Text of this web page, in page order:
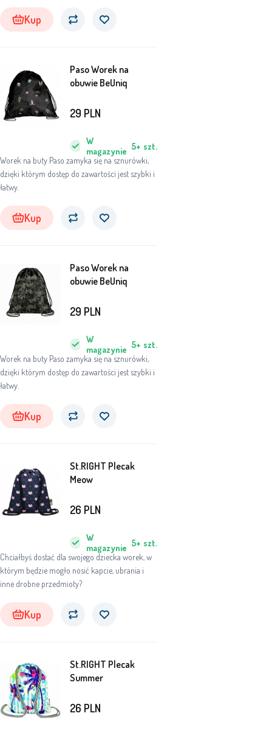
Kup
Paso Worek na
obuwie BeUniq
Worek na buty Paso zamyka się na sznurówki,
dzięki którym dostęp do zawartości jest szybki i
łatwy.
W
magazynie 5+ szt.
29 PLN
Kup
Paso Worek na
obuwie BeUniq
Worek na buty Paso zamyka się na sznurówki,
dzięki którym dostęp do zawartości jest szybki i
łatwy.
W
magazynie 5+ szt.
29 PLN
Kup
St.RIGHT Plecak
Meow
Chciałbyś dostać dla swojego dziecka worek, w
którym będzie mogło nosić kapcie, ubrania i
inne drobne przedmioty?
W
magazynie 5+ szt.
26 PLN
Kup
St.RIGHT Plecak
Summer
26 PLN